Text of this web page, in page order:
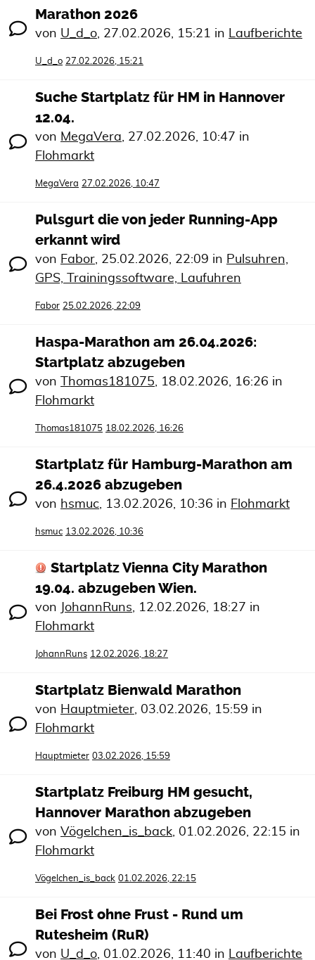
Marathon 2026
von U_d_o, 27.02.2026, 15:21 in Laufberichte
U_d_o 27.02.2026, 15:21
Suche Startplatz für HM in Hannover
12.04.
von MegaVera, 27.02.2026, 10:47 in
Flohmarkt
MegaVera 27.02.2026, 10:47
Pulsgurt die von jeder Running-App
erkannt wird
von Fabor, 25.02.2026, 22:09 in Pulsuhren,
GPS, Trainingssoftware, Laufuhren
Fabor 25.02.2026, 22:09
Haspa-Marathon am 26.04.2026:
Startplatz abzugeben
von Thomas181075, 18.02.2026, 16:26 in
Flohmarkt
Thomas181075 18.02.2026, 16:26
Startplatz für Hamburg-Marathon am
26.4.2026 abzugeben
von hsmuc, 13.02.2026, 10:36 in Flohmarkt
hsmuc 13.02.2026, 10:36
Startplatz Vienna City Marathon
19.04. abzugeben Wien.
von JohannRuns, 12.02.2026, 18:27 in
Flohmarkt
JohannRuns 12.02.2026, 18:27
Startplatz Bienwald Marathon
von Hauptmieter, 03.02.2026, 15:59 in
Flohmarkt
Hauptmieter 03.02.2026, 15:59
Startplatz Freiburg HM gesucht,
Hannover Marathon abzugeben
von Vögelchen_is_back, 01.02.2026, 22:15 in
Flohmarkt
Vögelchen_is_back 01.02.2026, 22:15
Bei Frost ohne Frust - Rund um
Rutesheim (RuR)
von U_d_o, 01.02.2026, 11:40 in Laufberichte